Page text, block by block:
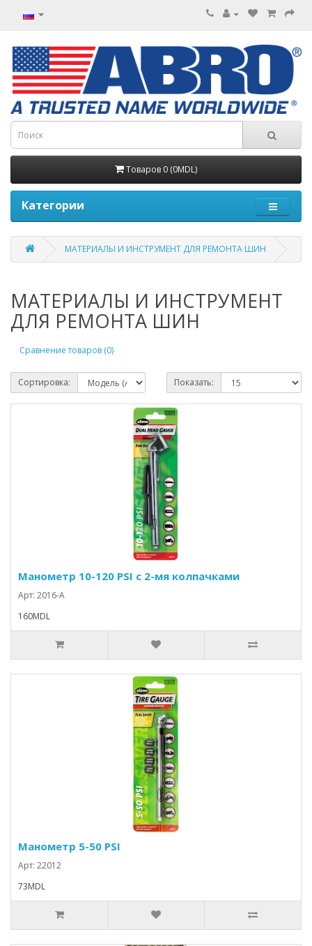
Товаров 0 (0MDL)
Категории
МАТЕРИАЛЫ И ИНСТРУМЕНТ ДЛЯ РЕМОНТА ШИН
МАТЕРИАЛЫ И ИНСТРУМЕНТ
ДЛЯ РЕМОНТА ШИН
Сравнение товаров (0)
Сортировка: Показать:
Манометр 10-120 PSI c 2-мя колпачками
Арт: 2016-A
160MDL
Манометр 5-50 PSI
Арт: 22012
73MDL